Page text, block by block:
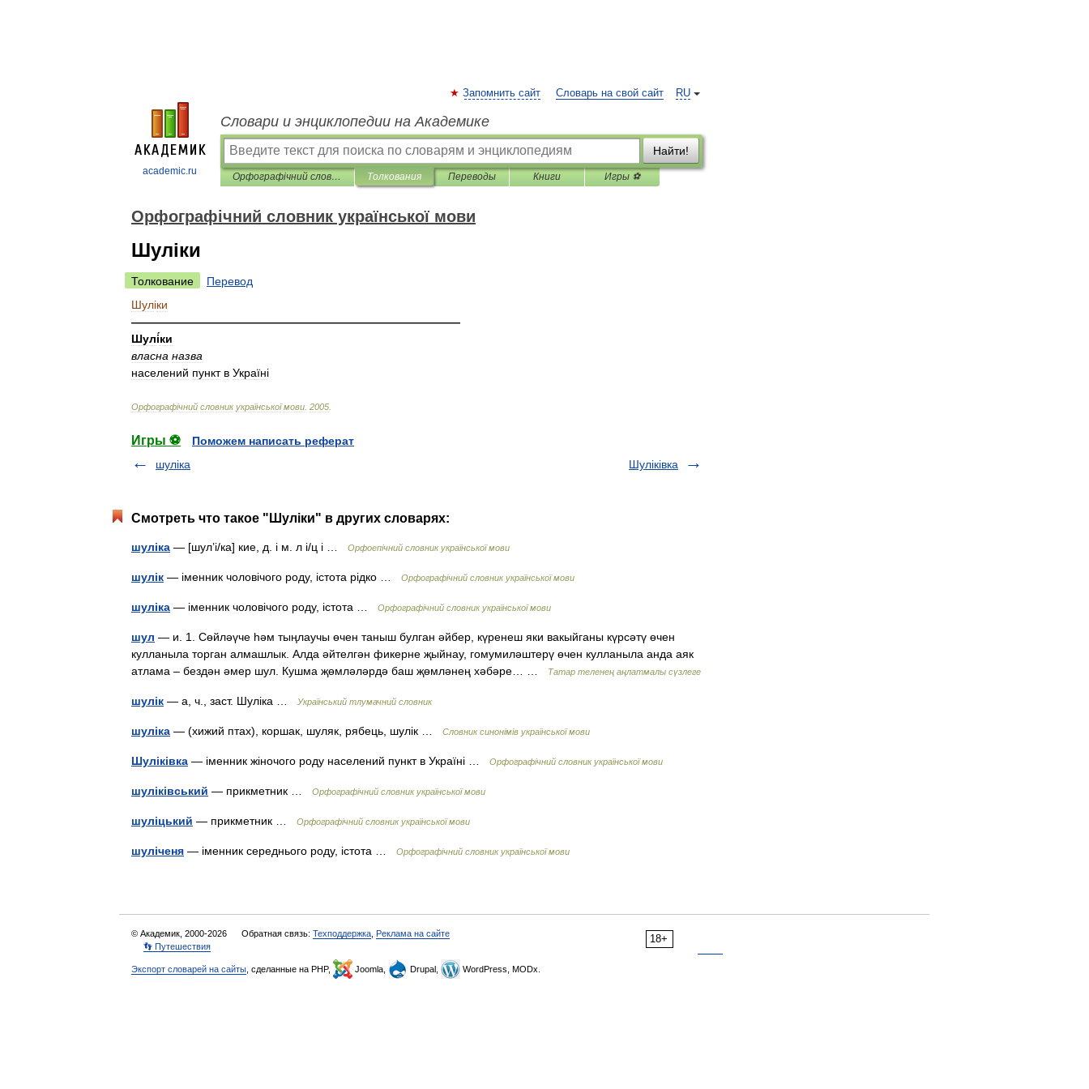
academic.ru
RU
Запомнить сайт Словарь на свой сайт
Словари и энциклопедии на Академике
Найти!
Орфографічний словник української мови Толкования Переводы Книги Игры ⚽
Орфографічний словник української мови
Шуліки
Толкование
Перевод
Шуліки
—————————————————————————————
Шулі́ки
власна назва
населений пункт в Україні
Орфографічний словник української мови 2005
Игры ⚽
Поможем написать реферат
шуліка
Шуліківка
Смотреть что такое "Шуліки" в других словарях:
шуліка — [шул’і/ка] кие, д. і м. л і/ц і … Орфоепічний словник української мови
шулік — іменник чоловічого роду, істота рідко … Орфографічний словник української мови
шуліка — іменник чоловічого роду, істота … Орфографічний словник української мови
шул — и. 1. Сөйләүче һәм тыңлаучы өчен таныш булган әйбер, күренеш яки вакыйганы күрсәтү өчен
кулланыла торган алмашлык. Алда әйтелгән фикерне җыйнау, гомумиләштерү өчен кулланыла анда аяк
атлама – бездән әмер шул. Кушма җөмләләрдә баш җөмләнең хәбәре… …
Татар теленең аңлатмалы сүзлеге
шулік — а, ч., заст. Шуліка … Український тлумачний словник
шуліка — (хижий птах), коршак, шуляк, рябець, шулік … Словник синонімів української мови
Шуліківка — іменник жіночого роду населений пункт в Україні … Орфографічний словник української мови
шуліківський — прикметник … Орфографічний словник української мови
шуліцький — прикметник … Орфографічний словник української мови
шуліченя — іменник середнього роду, істота … Орфографічний словник української мови
18+
© Академик, 2000-2026 Обратная связь: Техподдержка Реклама на сайте
👣 Путешествия
Экспорт словарей на сайты , сделанные на PHP, Joomla, Drupal, WordPress, MODx.